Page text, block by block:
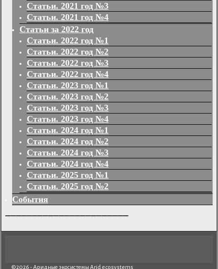
Статьи. 2021 год №3
Статьи. 2021 год №4
Статьи за 2022 год
Статьи. 2022 год №1
Статьи. 2022 год №2
Статьи. 2022 год №3
Статьи. 2022 год №4
Статьи. 2023 год №1
Статьи. 2023 год №2
Статьи. 2023 год №3
Статьи. 2023 год №4
Статьи. 2024 год №1
Статьи. 2024 год №2
Статьи. 2024 год №3
Статьи. 2024 год №4
Статьи. 2025 год №1
Статьи. 2025 год №2
События
©2026 -Аридные экосистемы Arid ecosystems